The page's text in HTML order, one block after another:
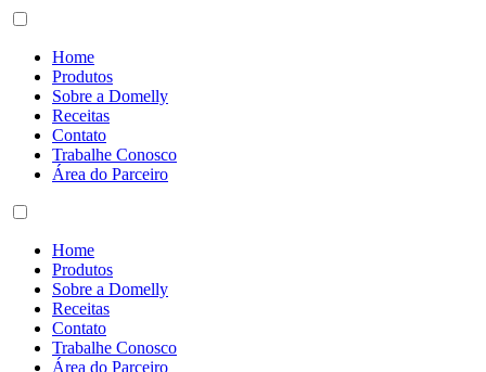
Home
Produtos
Sobre a Domelly
Receitas
Contato
Trabalhe Conosco
Área do Parceiro
Home
Produtos
Sobre a Domelly
Receitas
Contato
Trabalhe Conosco
Área do Parceiro